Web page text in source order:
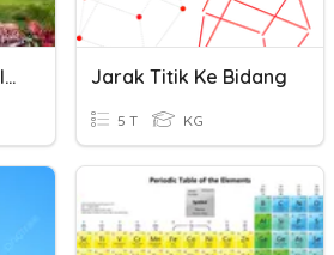
Ulangkaji Bab 1:Skala Dan Jarak Jarak Titik Ke Bidang
5 T KG